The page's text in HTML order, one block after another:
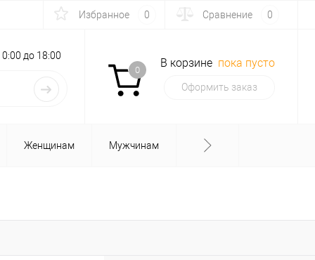
Избранное 0 Сравнение 0
до 18:00
0
В корзине пока пусто
Оформить заказ
Женщинам Мужчинам